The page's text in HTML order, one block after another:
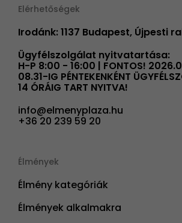
Elérhetőségek
Irodánk: 1137 Budapest, Újpesti
Ügyfélszolgálat nyitvatartása:
H-P 8:00 - 16:00 | FONTOS!
08.31-IG PÉNTEKENKÉNT
14 ÓRÁIG TART NYITVA!
info@elmenyplaza.hu
+36 20 239 59 20
Élmények
Élmény kategóriák
Élmények alkalmakra